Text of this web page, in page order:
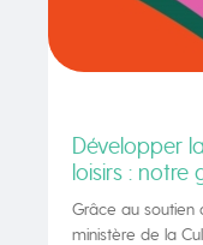
Développer
loisirs : notre
Grâce au soutien
ministère de la